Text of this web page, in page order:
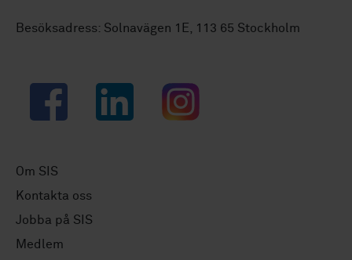
Besöksadress: Solnavägen 1E, 113 65 Stockholm
Facebook LinkedIn Instagram
Om SIS
Kontakta oss
Jobba på SIS
Medlem